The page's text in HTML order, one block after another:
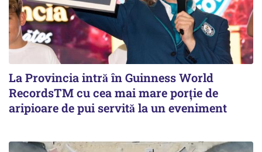
La Provincia intră în Guinness World
RecordsTM cu cea mai mare porție de
aripioare de pui servită la un eveniment